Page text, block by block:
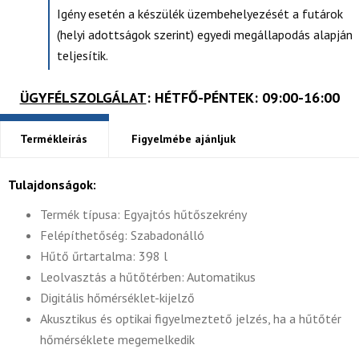
Igény esetén a készülék üzembehelyezését a futárok
(helyi adottságok szerint) egyedi megállapodás alapján
teljesítik.
ÜGYFÉLSZOLGÁLAT: HÉTFŐ-PÉNTEK: 09:00-16:00
Termékleírás Figyelmébe ajánljuk
Tulajdonságok:
Termék típusa: Egyajtós hűtőszekrény
Felépíthetőség: Szabadonálló
Hűtő űrtartalma: 398 l
Leolvasztás a hűtőtérben: Automatikus
Digitális hőmérséklet-kijelző
Akusztikus és optikai figyelmeztető jelzés, ha a hűtőtér
hőmérséklete megemelkedik